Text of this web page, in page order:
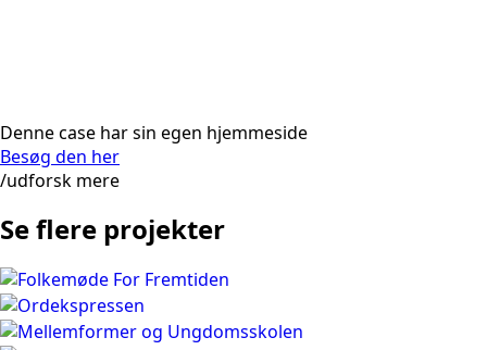
Denne case har sin egen hjemmeside
Besøg den her
/udforsk mere
Se flere projekter